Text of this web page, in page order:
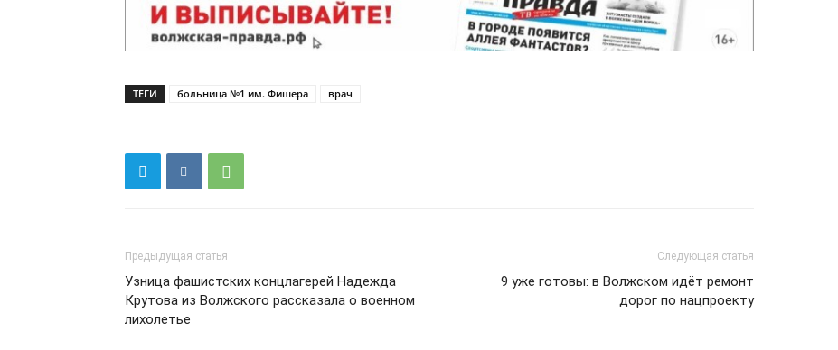
ТЕГИ больница №1 им. Фишера врач
Предыдущая статья
Узница фашистских концлагерей Надежда
Крутова из Волжского рассказала о военном
лихолетье
Следующая статья
9 уже готовы: в Волжском идёт ремонт
дорог по нацпроекту